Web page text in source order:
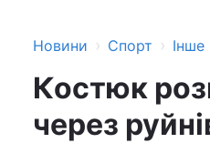
Новини › Спорт › Інше
Костюк
через